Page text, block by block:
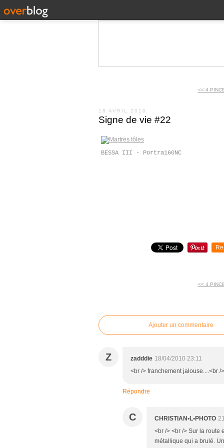
<< 4
18 AVRIL 2010
Signe de vie #22
BESSA III - Portra160NC
<< 4
Ajouter un commentaire
Z zadddie 18/04/2010 23:11
<br /> franchement jalouse....<br /
Répondre
C CHRISTIAN•L•PHOTO
<br /> <br /> Sur la route
métallique qui a brulé.